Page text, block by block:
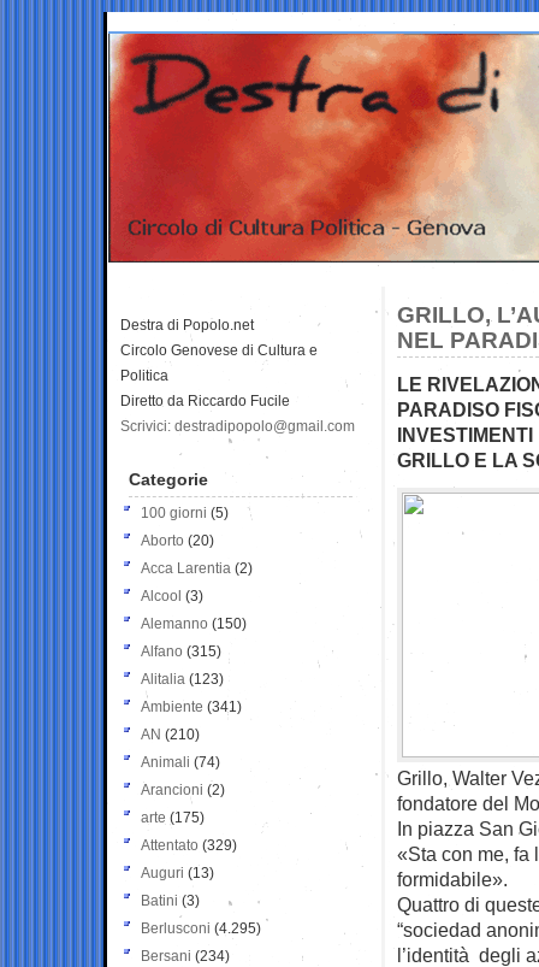
GRILLO,
NEL
LE
PARADISO
GRILLO E LA
Grillo, Walter
fondatore del
In piazza San
«Sta con me, fa
formidabile».
Quattro di
“sociedad
l’identità degli
Destra di Popolo.net
Circolo Genovese di Cultura e
Politica
Diretto da Riccardo Fucile
Scrivici: destradipopolo@gmail.com
Categorie
100 giorni (5)
Aborto (20)
Acca Larentia (2)
Alcool (3)
Alemanno (150)
Alfano (315)
Alitalia (123)
Ambiente (341)
AN (210)
Animali (74)
Arancioni (2)
arte (175)
Attentato (329)
Auguri (13)
Batini (3)
Berlusconi (4.295)
Bersani (234)